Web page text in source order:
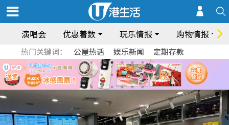
演唱会 优惠着数 玩乐情报 购物情报
热门关键词： 公屋热话 娱乐新闻 定期存款